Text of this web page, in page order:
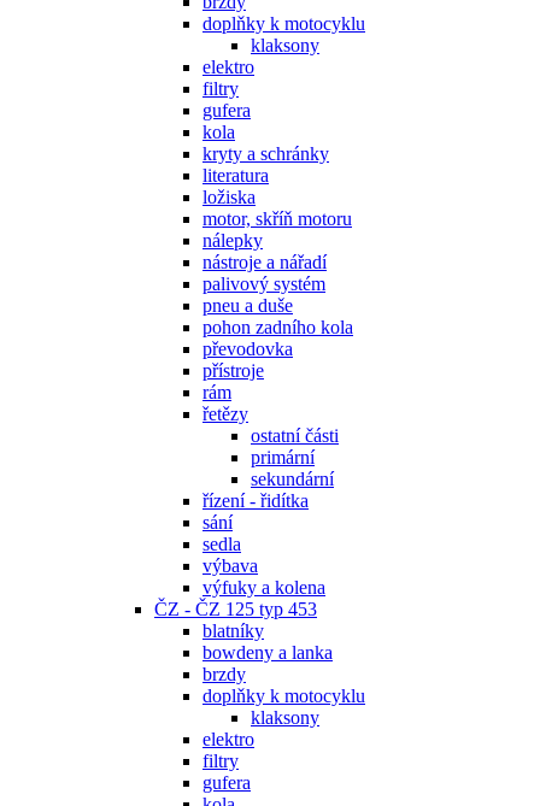
doplňky k motocyklu
klaksony
elektro
filtry
gufera
kola
kryty a schránky
literatura
ložiska
motor, skříň motoru
nálepky
nástroje a nářadí
palivový systém
pneu a duše
pohon zadního kola
převodovka
přístroje
rám
řetězy
ostatní části
primární
sekundární
řízení - řidítka
sání
sedla
výbava
výfuky a kolena
ČZ - ČZ 125 typ 453
blatníky
bowdeny a lanka
brzdy
doplňky k motocyklu
klaksony
elektro
filtry
gufera